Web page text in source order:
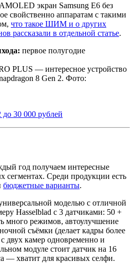
экран Samsung E6 без
свойственно аппаратам с такими
что такое ШИМ и о других
рассказали в отдельной статье.
первое полугодие
PLUS — интересное устройство
8 Gen 2. Фото:
30 000 рублей
год получаем интересные
сегментах. Среди продукции есть
бюджетные варианты.
моделью с отличной
Hasselblad с 3 датчиками: 50 +
много режимов, автоулучшение
съёмки (делает кадры более
двух камер одновременно и
модуле стоит датчик на 16
— хватит для красивых селфи.